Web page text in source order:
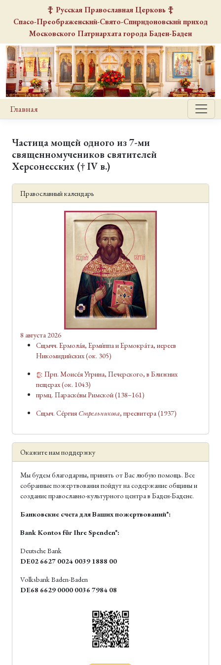
Русская Православная Церковь
Спасо-Преображенский-Свято-Спиридоновский приход
Московского Патриархата города Баден-Баден
Главная
Частица мощей одного из 7-ми
священномучеников святителей
Херсонесских († IV в.)
Православный календарь
8 августа 2026
Сщмчч. Ермола́я, Ерми́ппа и Ермокра́та, иереев
Никомидийских(ок. 305)
Прп. Моисе́я У́грина, Печерского, в Ближних
пещерах(ок. 1043)
прмц. Параске́вы Римской(138–161)
Сщмч. Се́ргия Стрельникова, пресвитера(1937)
Окажите нам поддержку
Мы будем благодарны, принять от Вас любую помощь. Все
собранные пожертвования пойдут на содержание общины и
создание православно-культурного центра в Баден-Бадене.
Банковские счета для Ваших пожертвований*:
Bank Kontos für Ihre Spenden*:
Deutsche Bank
DE02 6627 0024 0039 1888 00
Volksbank Baden-Baden
DE68 6629 0000 0036 7984 08